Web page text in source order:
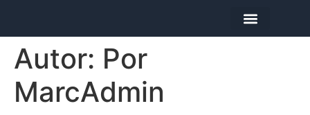
Autor: Por
MarcAdmin